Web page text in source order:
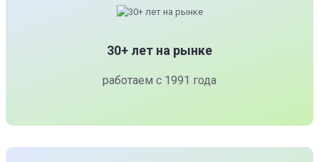
30+ лет на рынке
работаем с 1991 года